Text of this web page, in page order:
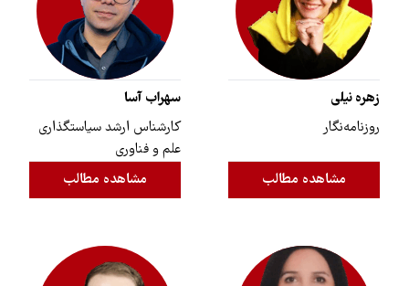
زهره نیلی
روزنامه‌نگار
مشاهده مطالب
سهراب آسا
کارشناس ارشد سیاستگذاری
علم و فناوری
مشاهده مطالب